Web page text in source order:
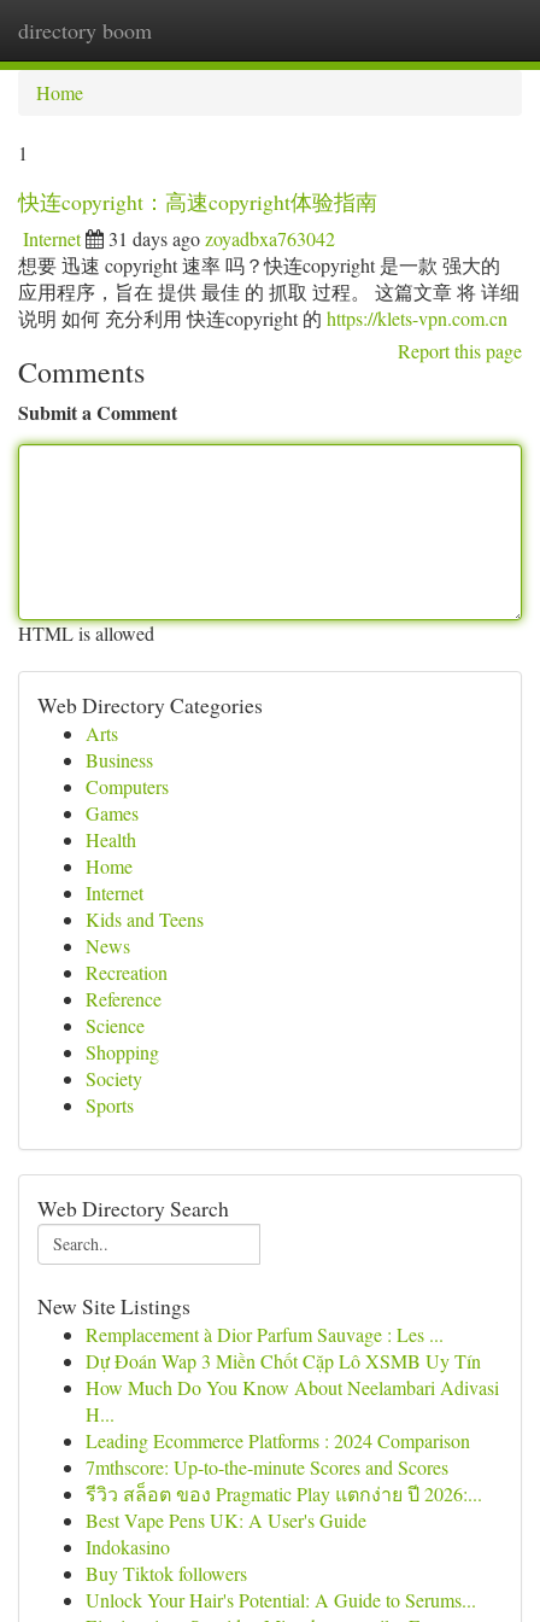
directory boom
Home
1
快连copyright：高速copyright体验指南
Internet 31 days agozoyadbxa763042
想要 迅速 copyright 速率 吗？快连copyright 是一款 强大的
应用程序，旨在 提供 最佳 的 抓取 过程。 这篇文章 将 详细
说明 如何 充分利用 快连copyright 的 https://klets-vpn.com.cn
Report this page
Comments
Submit a Comment
HTML is allowed
Web Directory Categories
Arts
Business
Computers
Games
Health
Home
Internet
Kids and Teens
News
Recreation
Reference
Science
Shopping
Society
Sports
Web Directory Search
New Site Listings
Remplacement à Dior Parfum Sauvage : Les ...
Dự Đoán Wap 3 Miền Chốt Cặp Lô XSMB Uy Tín
How Much Do You Know About Neelambari Adivasi
H...
Leading Ecommerce Platforms : 2024 Comparison
7mthscore: Up-to-the-minute Scores and Scores
รีวิว สล็อต ของ Pragmatic Play แตกง่าย ปี 2026:...
Best Vape Pens UK: A User's Guide
Indokasino
Buy Tiktok followers
Unlock Your Hair's Potential: A Guide to Serums...